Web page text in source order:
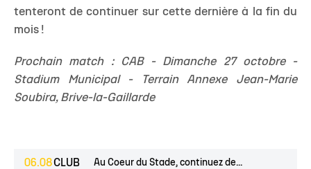
tenteront de continuer sur cette dernière à la fin du
mois !
Prochain match : CAB - Dimanche 27 octobre -
Stadium Municipal - Terrain Annexe Jean-Marie
Soubira, Brive-la-Gaillarde
06.08CLUB Au Coeur du Stade, continuez de...